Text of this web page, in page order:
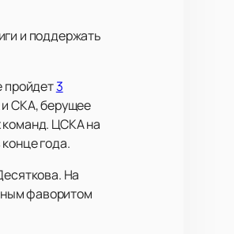
и поддержать
пройдет3
СКА, берущее
команд. ЦСКА на
года.
На
фаворитом